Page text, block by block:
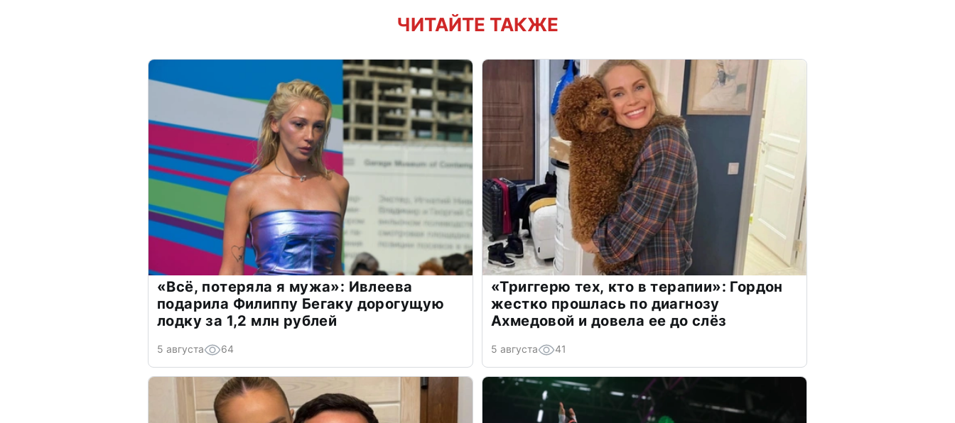
ЧИТАЙТЕ ТАКЖЕ
«Всё, потеряла я мужа»: Ивлеева
подарила Филиппу Бегаку дорогущую
лодку за 1,2 млн рублей
5 августа 64
«Триггерю тех, кто в терапии»: Гордон
жестко прошлась по диагнозу
Ахмедовой и довела ее до слёз
5 августа 41